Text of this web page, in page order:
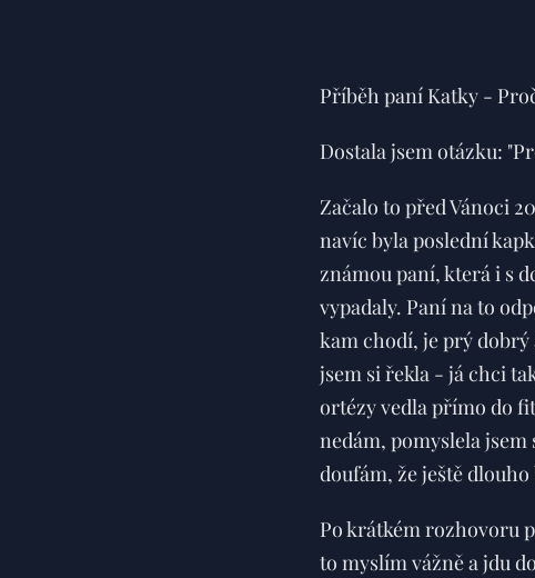
Příběh paní Katky -
Dostala jsem otázku:
Začalo to před Vánoci
navíc byla poslední
známou paní, která i s
vypadaly. Paní na to
kam chodí, je prý dobrý
jsem si řekla - já chci
ortézy vedla přímo do
nedám, pomyslela
doufám, že ještě dlouho
Po krátkém rozhovoru
to myslím vážně a jdu